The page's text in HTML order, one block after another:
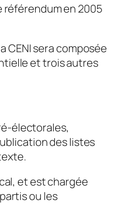
référendum en 2005
CENI sera composée
et trois autres
électorales,
des listes
et est chargée
ou les